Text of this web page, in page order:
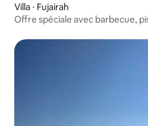
Villa ⋅ Fujairah
Offre spéciale avec barbecue,